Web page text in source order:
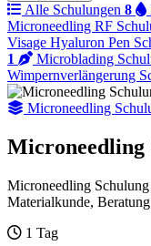
Alle Schulungen 8
Microneedling RF
Visage Hyaluron Pen
1
Microblading
Wimpernverlängerung
Microneedling
Microneedling
Microneedling
Materialkunde,
1 Tag